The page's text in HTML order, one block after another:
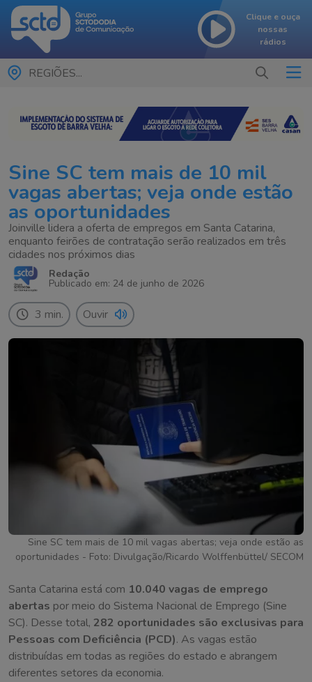
Clique e ouça
nossas
rádios
REGIÕES...
Sine SC tem mais de 10 mil
vagas abertas; veja onde estão
as oportunidades
Joinville lidera a oferta de empregos em Santa Catarina,
enquanto feirões de contratação serão realizados em três
cidades nos próximos dias
Redação
Publicado em: 24 de junho de 2026
3 min. Ouvir
Sine SC tem mais de 10 mil vagas abertas; veja onde estão as
oportunidades - Foto: Divulgação/Ricardo Wolffenbüttel/ SECOM
Santa Catarina está com 10.040 vagas de emprego
abertas por meio do Sistema Nacional de Emprego (Sine
SC). Desse total, 282 oportunidades são exclusivas para
Pessoas com Deficiência (PCD). As vagas estão
distribuídas em todas as regiões do estado e abrangem
diferentes setores da economia.